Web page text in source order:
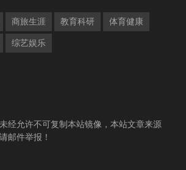
商旅生涯 教育科研 体育健康
综艺娱乐
经允许不可复制本站镜像，本站文章来源
邮件举报！